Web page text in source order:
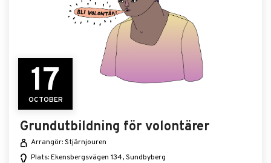
17
OCTOBER
Grundutbildning för volontärer
Arrangör: Stjärnjouren
Plats: Ekensbergsvägen 134, Sundbyberg